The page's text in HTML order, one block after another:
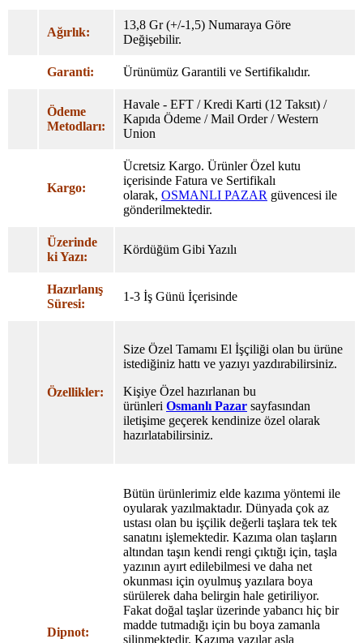
Ağırlık:
13,8 Gr (+/-1,5) Numaraya Göre
Değişebilir.
Garanti: Ürünümüz Garantili ve Sertifikalıdır.
Ödeme
Metodları:
Havale - EFT / Kredi Karti (12 Taksıt) /
Kapıda Ödeme / Mail Order / Western
Union
Kargo:
Ücretsiz Kargo. Ürünler Özel kutu
içerisinde Fatura ve Sertifikalı
olarak, OSMANLI PAZAR güvencesi ile
gönderilmektedir.
Üzerinde
ki Yazı:
Kördüğüm Gibi Yazılı
Hazırlanış
Süresi:
1-3 İş Günü İçerisinde
Özellikler:
Size Özel Tamamı El İşçiliği olan bu ürüne
istediğiniz hattı ve yazıyı yazdırabilirsiniz.
Kişiye Özel hazırlanan bu
ürünleri Osmanlı Pazar sayfasından
iletişime geçerek kendinize özel olarak
hazırlatabilirsiniz.
Dipnot:
Bütün ürünlerimiz elde kazıma yöntemi ile
oyularak yazılmaktadır. Dünyada çok az
ustası olan bu işçilik değerli taşlara tek tek
sanatını işlemektedir. Kazıma olan taşların
altından taşın kendi rengi çıktığı için, taşla
yazının ayırt edilebilmesi ve daha net
okunması için oyulmuş yazılara boya
sürülerek daha belirgin hale getiriliyor.
Fakat doğal taşlar üzerinde yabancı hiç bir
madde tutmadığı için bu boya zamanla
silinmektedir. Kazıma yazılar asla